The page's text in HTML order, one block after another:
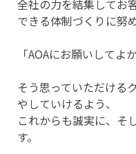
全社の力を結集してお
できる体制づくりに努
「AOAにお願いしてよ
そう思っていただける
やしていけるよう、
これからも誠実に、そ
す。